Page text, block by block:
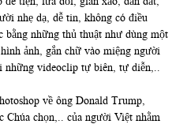
nhẹ dạ, dễ tin, không có điều
những thủ thuật như dùng một
ảnh, gắn chữ vào miệng người
videoclip tự biên, tự diễn,..
về ông Donald Trump,
Chúa chọn,.. của người Việt nhằm